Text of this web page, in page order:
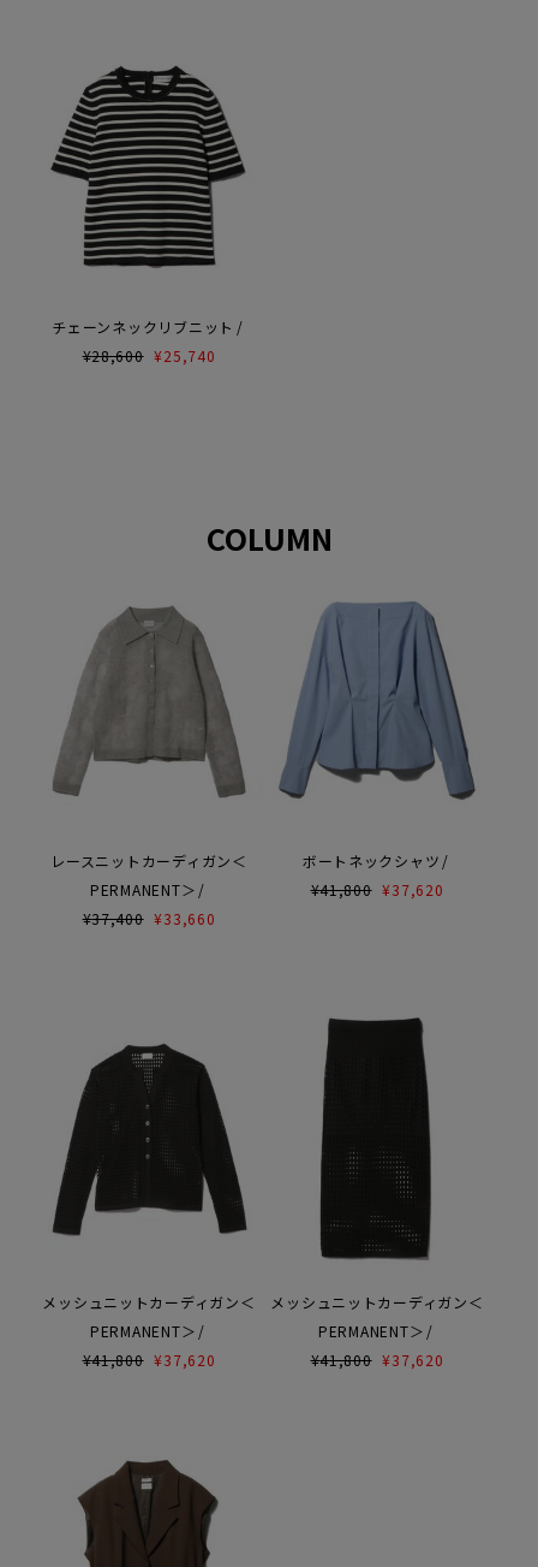
チェーンネックリブニット
¥28,600 ¥25,740
COLUMN
レースニットカーディガン＜
PERMANENT＞
¥37,400 ¥33,660
ボートネックシャツ
¥41,800 ¥37,620
メッシュニットカーディガン＜
PERMANENT＞
¥41,800 ¥37,620
メッシュニットカーディガン＜
PERMANENT＞
¥41,800 ¥37,620